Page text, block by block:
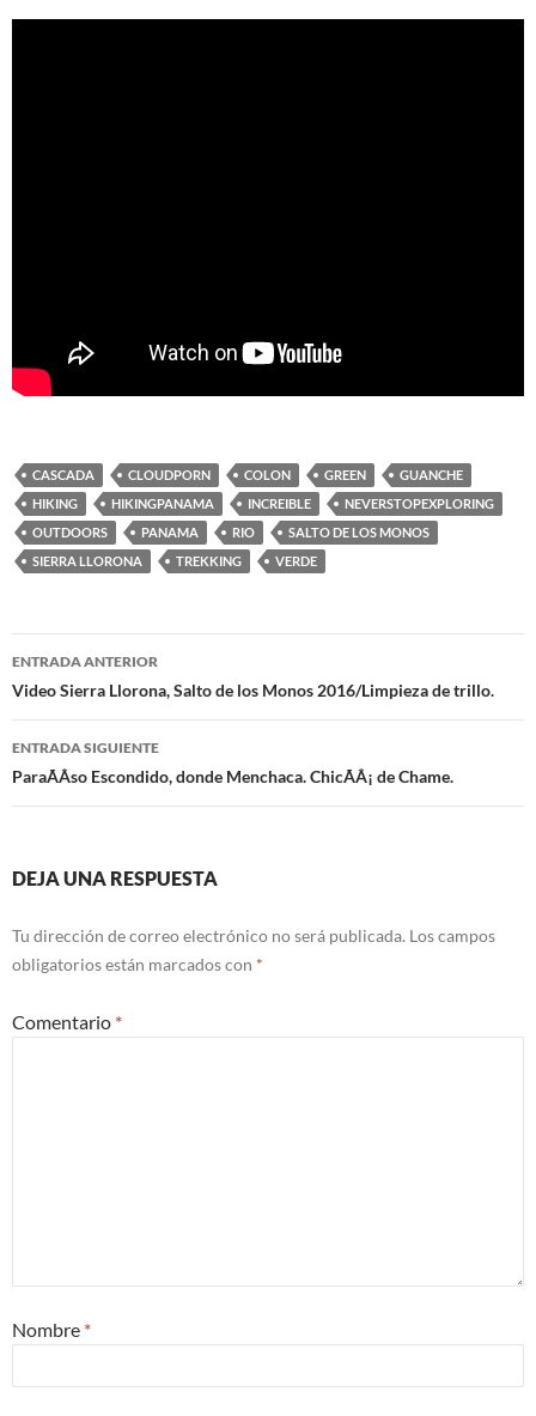
CASCADA CLOUDPORN COLON GREEN
GUANCHE
HIKING
HIKINGPANAMA INCREIBLE
NEVERSTOPEXPLORING
OUTDOORS
PANAMA RIO
SALTO DE LOS MONOS
SIERRA LLORONA
TREKKING VERDE
Navegación
de
entradas
ENTRADA ANTERIOR
Video Sierra Llorona, Salto de los Monos 2016/Limpieza de trillo.
ENTRADA SIGUIENTE
ParaÃÂ­so Escondido, donde Menchaca. ChicÃÂ¡ de Chame.
DEJA UNA RESPUESTA
Tu dirección de correo electrónico no será publicada. Los campos
obligatorios están marcados con *
Comentario *
Nombre *